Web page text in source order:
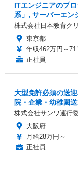
ITエンジニアのプ
系」, サーバーエン
株式会社日本教育ク
東京都
年収462万円～
正社員
大型免許必須の送
院・企業・幼稚園
株式会社サンワ運行
大阪府
月給28万円～
正社員